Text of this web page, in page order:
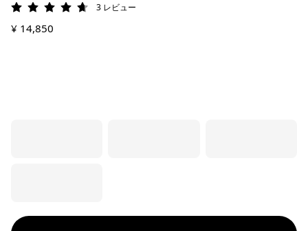
評価: 4.7 / 5
3 レビュー
¥ 14,850